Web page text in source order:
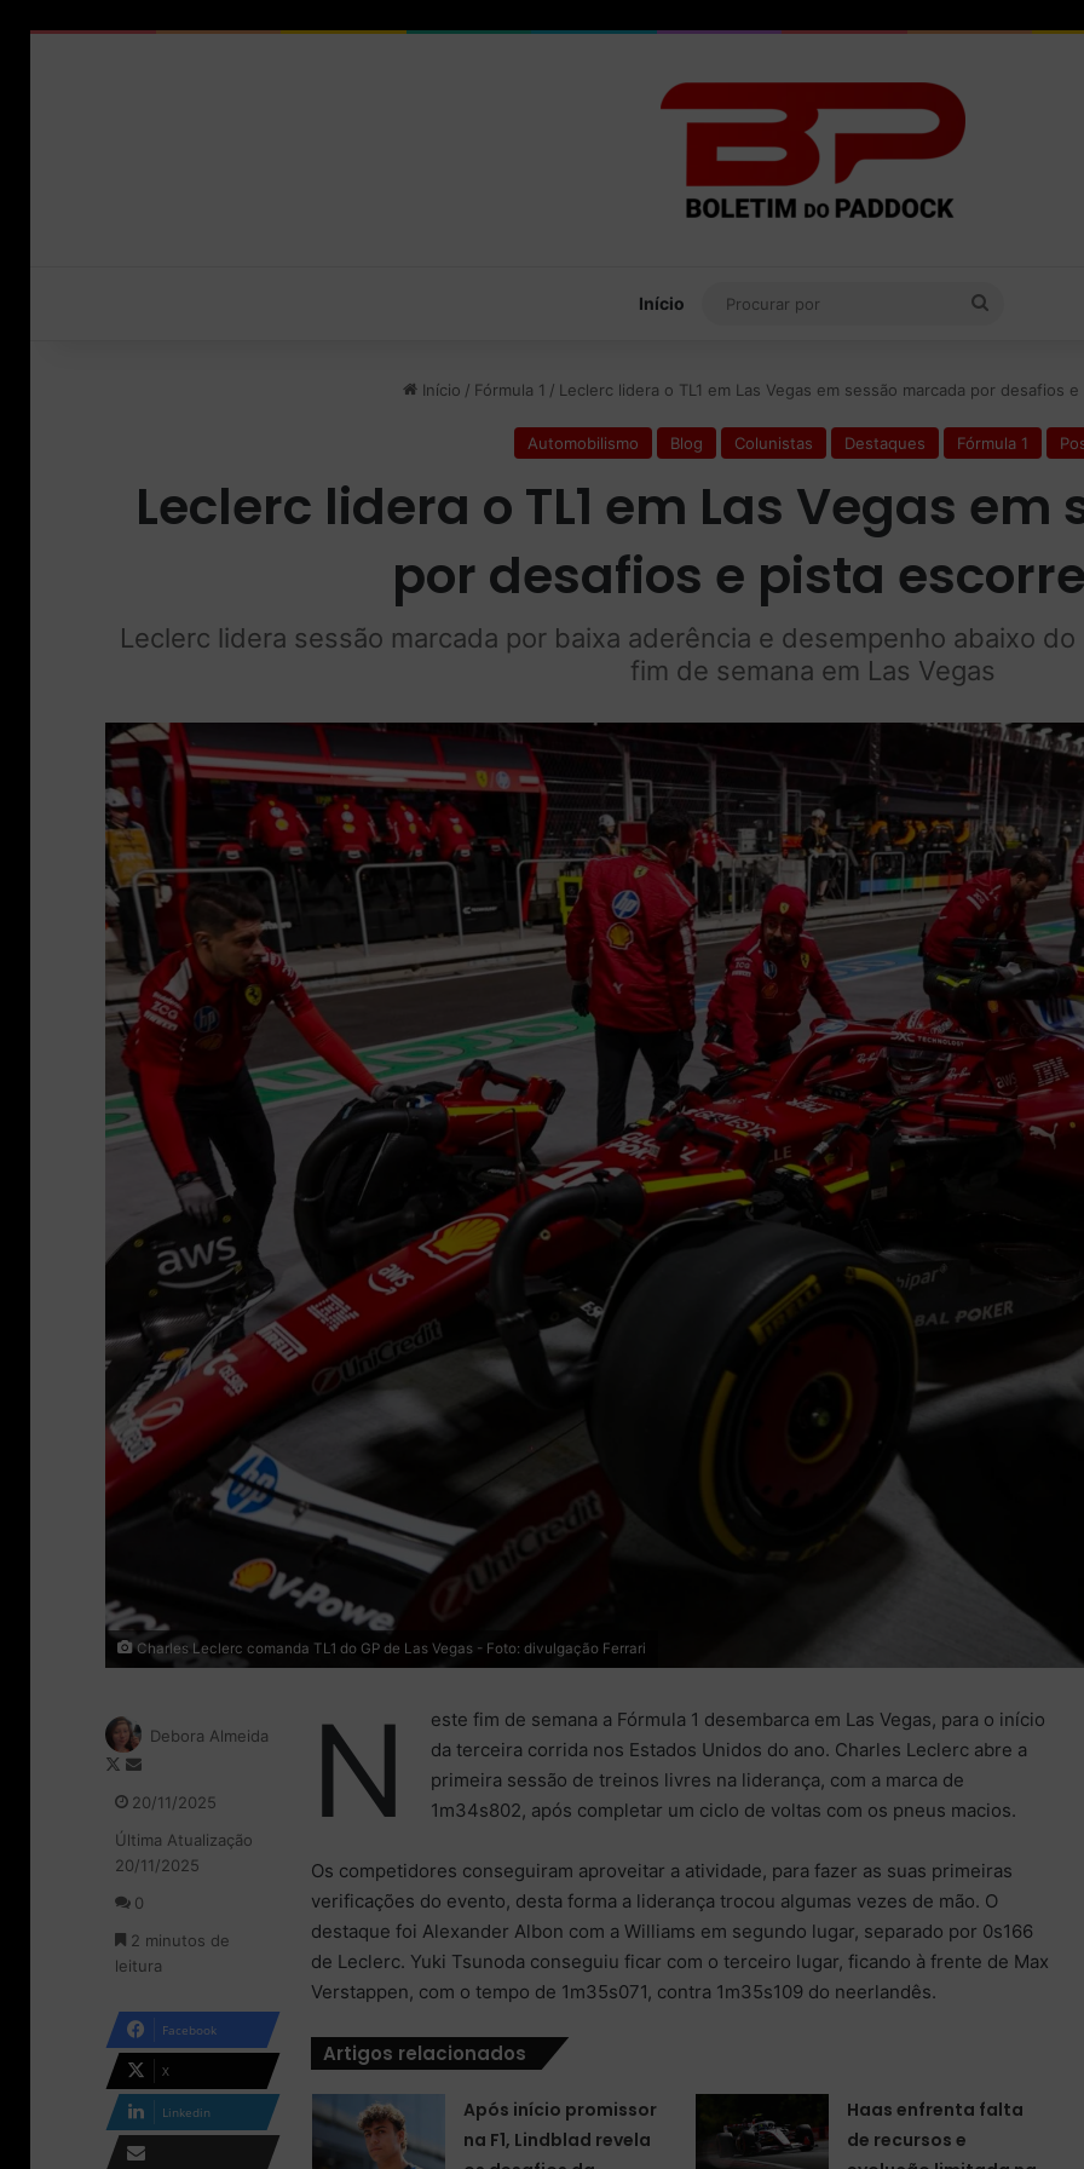
Início
Início / Fórmula 1 / Leclerc lidera o TL1 em Las Vegas em sessão marcada por desafios
Automobilismo Blog Colunistas Destaques Fórmula 1
Leclerc lidera o TL1 em Las Vegas
por desafios e pista
Leclerc lidera sessão marcada por baixa aderência e desempenho abaixo
fim de semana em Las Vegas
Charles Leclerc comanda TL1 do GP de Las Vegas - Foto: divulgação Ferrari
N
este fim de semana a Fórmula 1 desembarca em Las Vegas, para o início
da terceira corrida nos Estados Unidos do ano. Charles Leclerc abre a
primeira sessão de treinos livres na liderança, com a marca de
1m34s802, após completar um ciclo de voltas com os pneus macios.
Os competidores conseguiram aproveitar a atividade, para fazer as suas primeiras
verificações do evento, desta forma a liderança trocou algumas vezes de mão. O
destaque foi Alexander Albon com a Williams em segundo lugar, separado por 0s166
de Leclerc. Yuki Tsunoda conseguiu ficar com o terceiro lugar, ficando à frente de Max
Verstappen, com o tempo de 1m35s071, contra 1m35s109 do neerlandês.
Artigos relacionados
Após início promissor
na F1, Lindblad revela
Haas enfrenta falta
de recursos e
Debora Almeida
F
l
o
n
X
d
e
e
-
i
l
20/11/2025
Última Atualização
20/11/2025
0
2 minutos de
leitura
Facebook
X
Linkedin